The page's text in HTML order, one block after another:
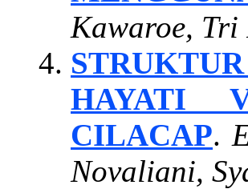
Kawaroe, Tri
HAYATI
CILACAP.
Novaliani,